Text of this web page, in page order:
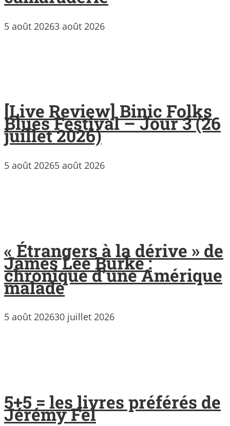
5 août 20263 août 2026
[Live Review] Binic Folks
Blues Festival – Jour 3 (26
juillet 2026)
5 août 20265 août 2026
« Étrangers à la dérive » de
James Lee Burke :
chronique d’une Amérique
malade
5 août 202630 juillet 2026
5+5 = les livres préférés de
Jérémy Fel